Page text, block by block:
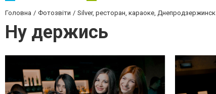
Головна Фотозвіти Silver, ресторан, караоке, Днепродзержинск
Ну держись